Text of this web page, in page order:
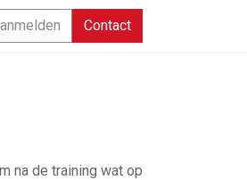
Contact
na de training wat op